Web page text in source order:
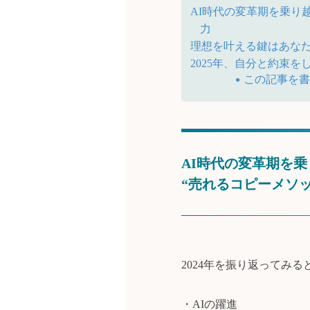
AI時代の変革期を乗り
力
理想を叶える鍵はあな
2025年、自分と約束を
この記事を
AI時代の変革期を
“売れるコピーメソ
2024年を振り返ってみる
・AIの躍進